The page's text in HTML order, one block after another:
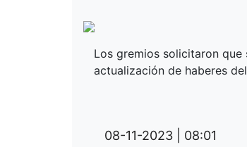
Los gremios solicitaron
actualización de haberes
08-11-2023 | 08:01